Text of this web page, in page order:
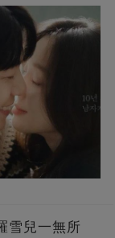
雪兒一無所